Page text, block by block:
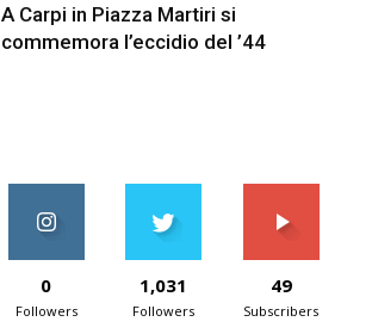
A Carpi in Piazza Martiri si
commemora l’eccidio del ’44
0
Followers
1,031
Followers
49
Subscribers